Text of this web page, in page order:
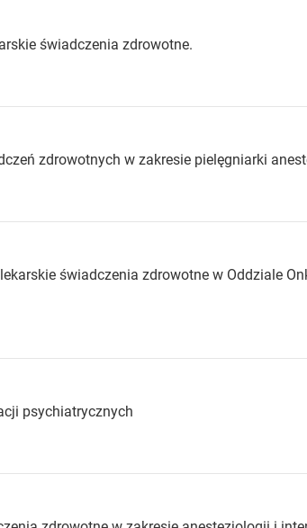
świadczenia zdrowotne.
zdrowotnych w zakresie pielęgniarki
świadczenia zdrowotne w Oddziale
psychiatrycznych